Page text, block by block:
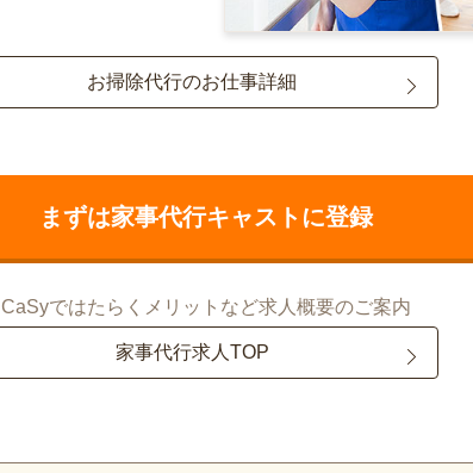
お掃除代行のお仕事詳細
まずは家事代行キャストに登録
CaSyではたらくメリットなど求人概要のご案内
家事代行求人TOP